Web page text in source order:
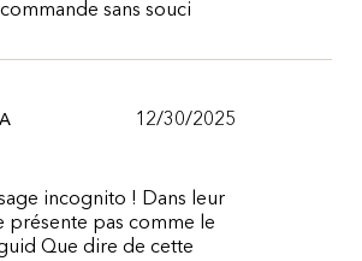
sans souci
12/30/2025
incognito ! Dans leur
présente pas comme le
Que dire de cette